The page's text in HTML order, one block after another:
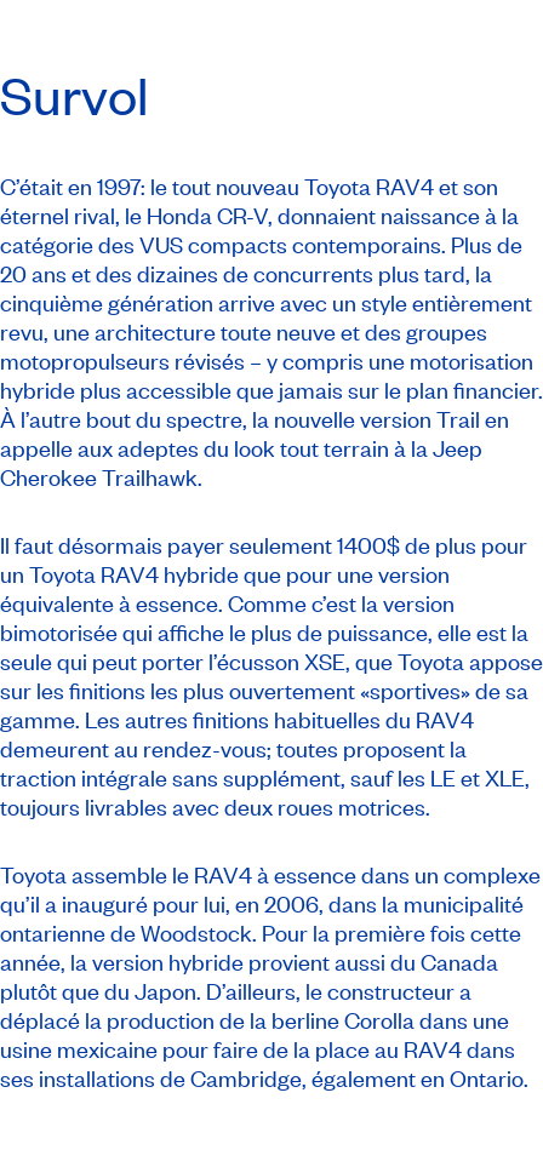
Survol
C’était en 1997: le tout nouveau Toyota RAV4 et son
éternel rival, le Honda CR-V, donnaient naissance à la
catégorie des VUS compacts contemporains. Plus de
20 ans et des dizaines de concurrents plus tard, la
cinquième génération arrive avec un style entièrement
revu, une architecture toute neuve et des groupes
motopropulseurs révisés – y compris une motorisation
hybride plus accessible que jamais sur le plan financier.
À l’autre bout du spectre, la nouvelle version Trail en
appelle aux adeptes du looktout terrain à la Jeep
Cherokee Trailhawk.
Il faut désormais payer seulement 1400$ de plus pour
un Toyota RAV4 hybride que pour une version
équivalente à essence. Comme c’est la version
bimotorisée qui affiche le plus de puissance, elle est la
seule qui peut porter l’écusson XSE, que Toyota appose
sur les finitions les plus ouvertement «sportives» de sa
gamme. Les autres finitions habituelles du RAV4
demeurent au rendez-vous; toutes proposent la
traction intégrale sans supplément, sauf les LE et XLE,
toujours livrables avec deux roues motrices.
Toyota assemble le RAV4 à essence dans un complexe
qu’il a inauguré pour lui, en 2006, dans la municipalité
ontarienne de Woodstock. Pour la première fois cette
année, la version hybride provient aussi du Canada
plutôt que du Japon. D’ailleurs, le constructeur a
déplacé la production de la berline Corolla dans une
usine mexicaine pour faire de la place au RAV4 dans
ses installations de Cambridge, également en Ontario.